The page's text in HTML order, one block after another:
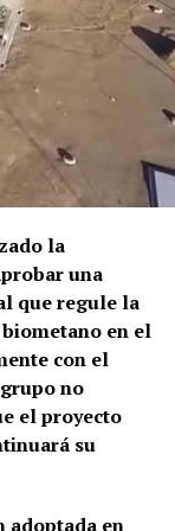
hombre fue
en
Merced de
aislado.
vienen
con personas
no
de Osuna puso
específica con
este tipo de
del centro
la
una
que regule la
en el
con el
no
el proyecto
su
adoptada en